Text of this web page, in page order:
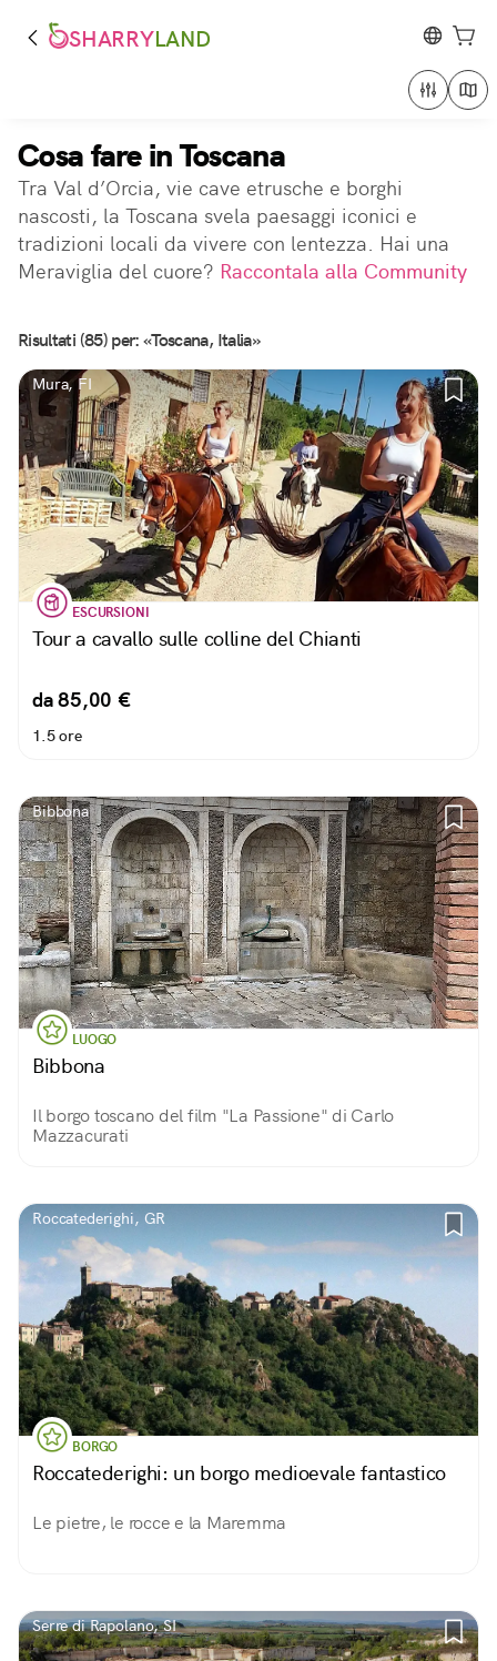
SHARRYLAND
Cosa fare in Toscana
Tra Val d’Orcia, vie cave etrusche e borghi
nascosti, la Toscana svela paesaggi iconici e
tradizioni locali da vivere con lentezza. Hai una
Meraviglia del cuore? Raccontala alla Community
Risultati (85) per: «Toscana, Italia»
Mura, FI
ESCURSIONI
Tour a cavallo sulle colline del Chianti
da 85,00 €
1.5 ore
Bibbona
LUOGO
Bibbona
Il borgo toscano del film "La Passione" di Carlo
Mazzacurati
Roccatederighi, GR
BORGO
Roccatederighi: un borgo medioevale fantastico
Le pietre, le rocce e la Maremma
Serre di Rapolano, SI